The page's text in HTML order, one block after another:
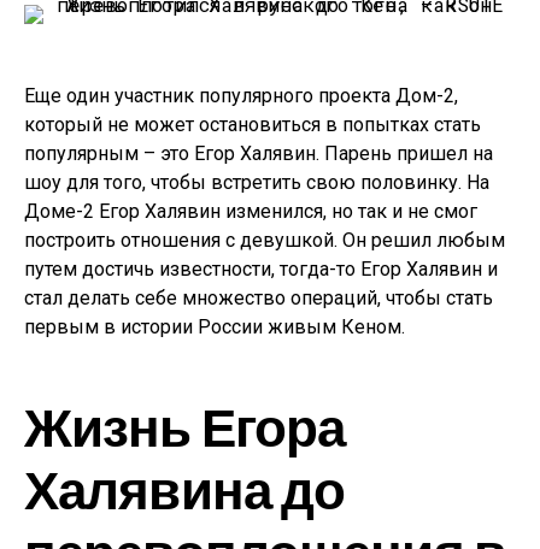
Еще один участник популярного проекта Дом-2,
который не может остановиться в попытках стать
популярным – это Егор Халявин. Парень пришел на
шоу для того, чтобы встретить свою половинку. На
Доме-2 Егор Халявин изменился, но так и не смог
построить отношения с девушкой. Он решил любым
путем достичь известности, тогда-то Егор Халявин и
стал делать себе множество операций, чтобы стать
первым в истории России живым Кеном.
Жизнь Егора
Халявина до